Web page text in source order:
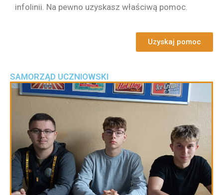
infolinii. Na pewno uzyskasz właściwą pomoc.
Uzyskaj pomoc
SAMORZĄD UCZNIOWSKI